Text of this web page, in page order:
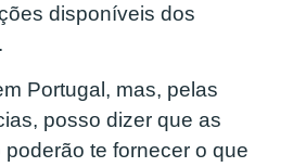
disponíveis dos
Portugal, mas, pelas
posso dizer que as
te fornecer o que